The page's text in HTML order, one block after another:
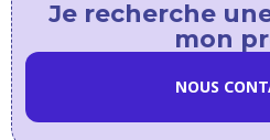
Je recherche
mon
NOUS